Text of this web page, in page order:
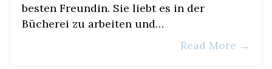
besten Freundin. Sie liebt es in der
Bücherei zu arbeiten und…
Read More →